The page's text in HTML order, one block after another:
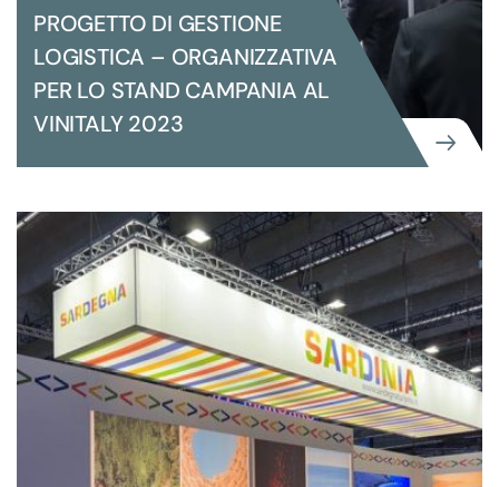
PROGETTO DI GESTIONE
LOGISTICA – ORGANIZZATIVA
PER LO STAND CAMPANIA AL
VINITALY 2023
GRANDI EVENTI ISTITUZIONALI
PROGETTO DI GESTIONE LOGISTICA
– ORGANIZZATIVA PER LO STAND
CAMPANIA AL VINITALY 2023